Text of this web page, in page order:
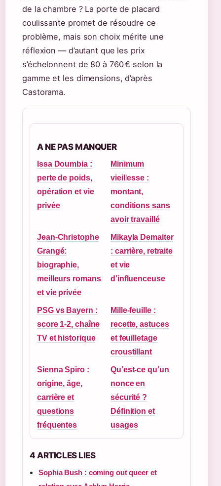
de la chambre ? La porte de placard
coulissante promet de résoudre ce
problème, mais son choix mérite une
réflexion — d’autant que les prix
s’échelonnent de 80 à 760 € selon la
gamme et les dimensions, d’après
Castorama.
A NE PAS MANQUER
Issa Doumbia :
perte de poids,
opération et vie
privée
Minimum
vieillesse :
montant,
conditions sans
avoir travaillé
Jean-Christophe
Grangé:
biographie,
meilleurs romans
et vie privée
Mikayla Demaiter
: carrière, retraite
et vie
d’influenceuse
PSG vs Bayern :
score 1-2, chaîne
TV et historique
Mille-feuille :
recette, astuces
et feuilletage
croustillant
Sienna Spiro :
origine, âge,
carrière et
questions
fréquentes
Qu’est-ce qu’un
nonce en
sécurité ?
Définition et
usages
4 ARTICLES LIES
Sophia Bush : coming out queer et